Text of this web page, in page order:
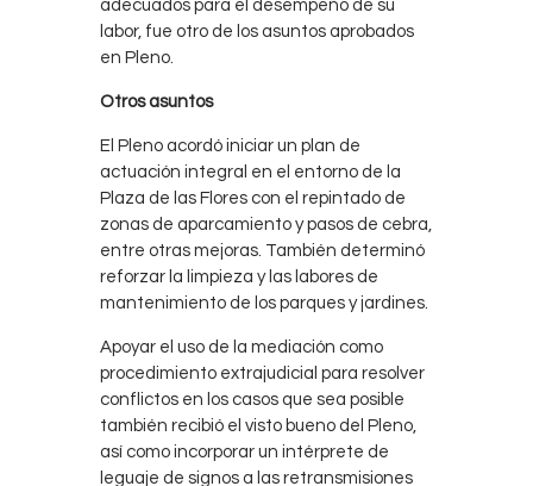
adecuados para el desempeño de su
labor, fue otro de los asuntos aprobados
en Pleno.
Otros asuntos
El Pleno acordó iniciar un plan de
actuación integral en el entorno de la
Plaza de las Flores con el repintado de
zonas de aparcamiento y pasos de cebra,
entre otras mejoras. También determinó
reforzar la limpieza y las labores de
mantenimiento de los parques y jardines.
Apoyar el uso de la mediación como
procedimiento extrajudicial para resolver
conflictos en los casos que sea posible
también recibió el visto bueno del Pleno,
así como incorporar un intérprete de
leguaje de signos a las retransmisiones